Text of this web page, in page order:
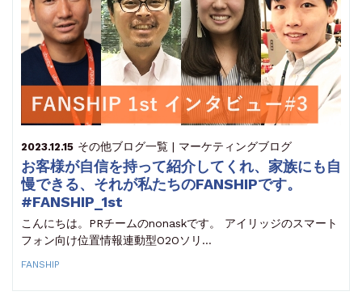
2023.12.15 その他ブログ一覧 | マーケティングブログ
お客様が自信を持って紹介してくれ、家族にも自
慢できる、それが私たちのFANSHIPです。
#FANSHIP_1st
こんにちは。PRチームのnonaskです。 アイリッジのスマート
フォン向け位置情報連動型O2Oソリ…
FANSHIP